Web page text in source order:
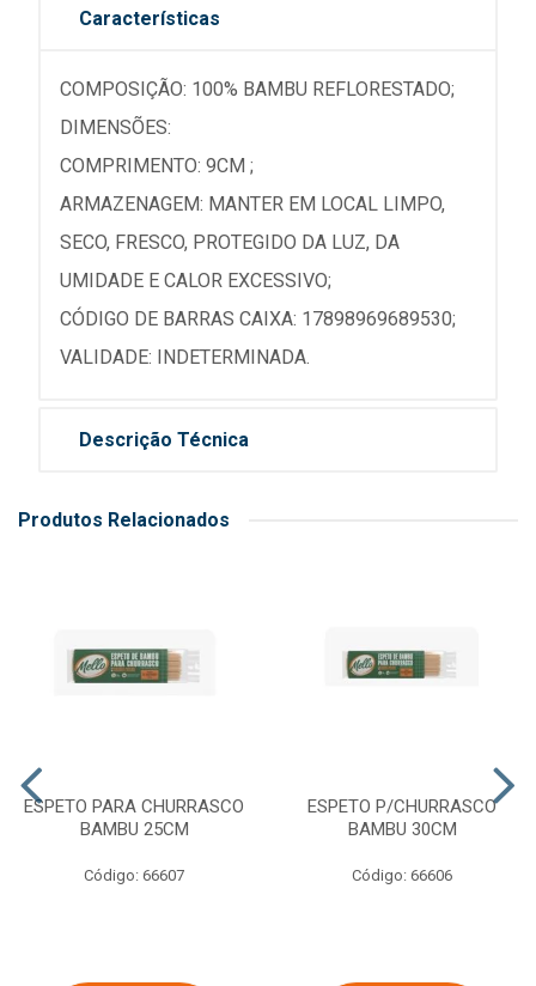
Características
COMPOSIÇÃO: 100% BAMBU REFLORESTADO;
DIMENSÕES:
COMPRIMENTO: 9CM ;
ARMAZENAGEM: MANTER EM LOCAL LIMPO,
SECO, FRESCO, PROTEGIDO DA LUZ, DA
UMIDADE E CALOR EXCESSIVO;
CÓDIGO DE BARRAS CAIXA: 17898969689530;
VALIDADE: INDETERMINADA.
Descrição Técnica
Produtos Relacionados
ESPETO PARA CHURRASCO
BAMBU 25CM
Código: 66607
ESPETO P/CHURRASCO
BAMBU 30CM
Código: 66606